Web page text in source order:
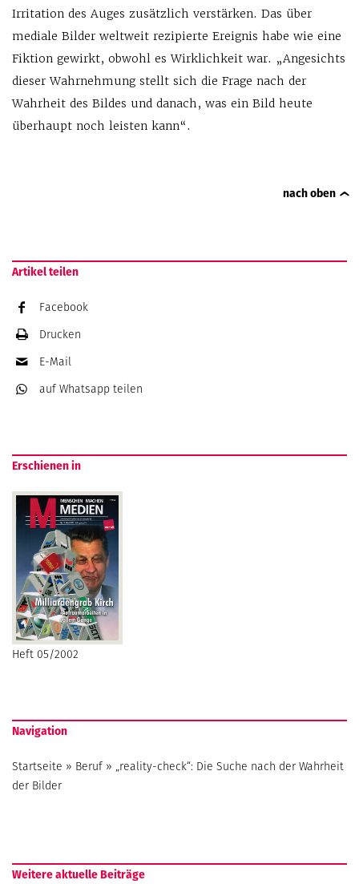
Irritation des Auges zusätzlich verstärken. Das über
mediale Bilder weltweit rezipierte Ereignis habe wie eine
Fiktion gewirkt, obwohl es Wirklichkeit war. „Angesichts
dieser Wahrnehmung stellt sich die Frage nach der
Wahrheit des Bildes und danach, was ein Bild heute
überhaupt noch leisten kann“.
nach oben
Artikel teilen
Facebook
Drucken
E-Mail
auf Whatsapp teilen
Erschienen in
Heft 05/2002
Navigation
Startseite » Beruf» „reality-check“: Die Suche nach der Wahrheit
der Bilder
Weitere aktuelle Beiträge